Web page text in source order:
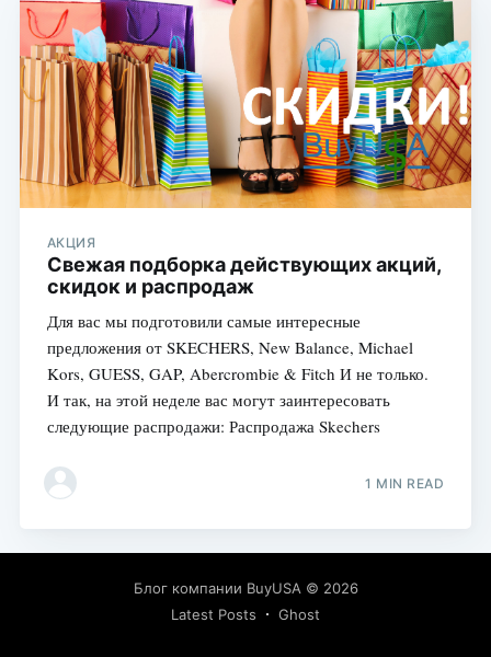
АКЦИЯ
Свежая подборка действующих акций,
скидок и распродаж
Для вас мы подготовили самые интересные
предложения от SKECHERS, New Balance, Michael
Kors, GUESS, GAP, Abercrombie & Fitch И не только.
И так, на этой неделе вас могут заинтересовать
следующие распродажи: Распродажа Skechers
1 MIN READ
Блог компании BuyUSA© 2026
Latest Posts
Ghost